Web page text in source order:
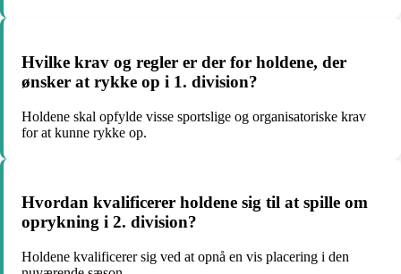
Hvilke krav og regler er der for holdene, der
ønsker at rykke op i 1. division?
Holdene skal opfylde visse sportslige og organisatoriske krav
for at kunne rykke op.
Hvordan kvalificerer holdene sig til at spille om
oprykning i 2. division?
Holdene kvalificerer sig ved at opnå en vis placering i den